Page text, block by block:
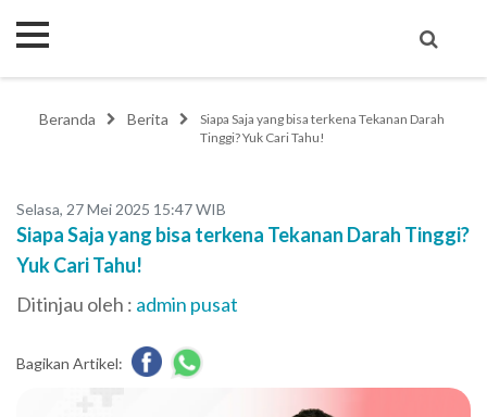
Beranda Berita
Siapa Saja yang bisa terkena Tekanan Darah
Tinggi? Yuk Cari Tahu!
Selasa, 27 Mei 2025 15:47 WIB
Siapa Saja yang bisa terkena Tekanan Darah Tinggi?
Yuk Cari Tahu!
Ditinjau oleh : admin pusat
Bagikan Artikel: